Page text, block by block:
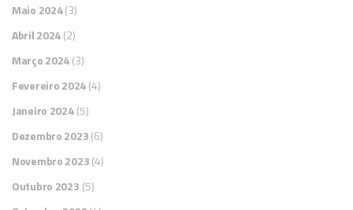
Maio 2024(3)
Abril 2024(2)
Março 2024(3)
Fevereiro 2024(4)
Janeiro 2024(5)
Dezembro 2023(6)
Novembro 2023(4)
Outubro 2023 (5)